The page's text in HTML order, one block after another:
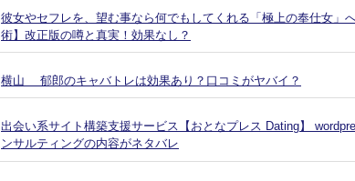
彼女やセフレを、望む事なら何でもしてくれる「極上の奉仕女」
術】改正版の噂と真実！効果なし？
横山 郁郎のキャバトレは効果あり？口コミがヤバイ？
出会い系サイト構築支援サービス【おとなプレス Dating】
ンサルティングの内容がネタバレ